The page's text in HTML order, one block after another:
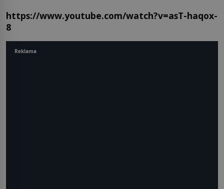
https://www.youtube.com/watch?v=asT-haqox-
8
Reklama